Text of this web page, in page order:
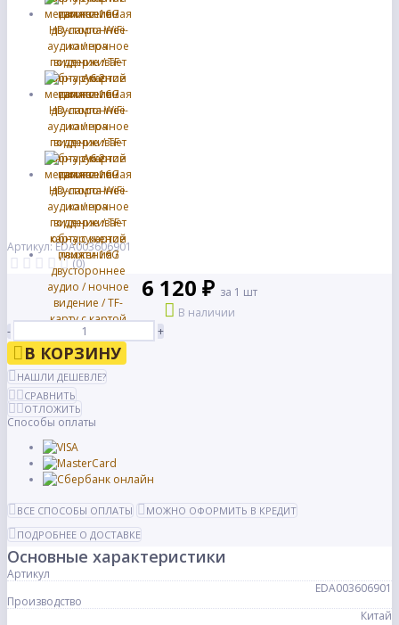
Артикул: EDA003606901
(0)
6 120 ₽ за 1 шт
В наличии
-
+
В КОРЗИНУ
НАШЛИ ДЕШЕВЛЕ?
СРАВНИТЬ
ОТЛОЖИТЬ
Способы оплаты
ВСЕ СПОСОБЫ ОПЛАТЫ
МОЖНО ОФОРМИТЬ В КРЕДИТ
ПОДРОБНЕЕ О ДОСТАВКЕ
Основные характеристики
Артикул
EDA003606901
Производство
Китай